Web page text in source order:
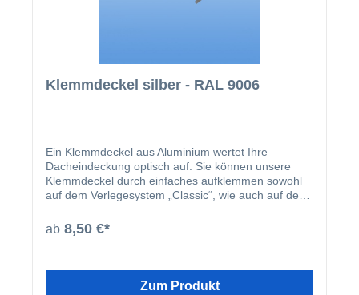
Klemmdeckel silber - RAL 9006
Ein Klemmdeckel aus Aluminium wertet Ihre
Dacheindeckung optisch auf. Sie können unsere
Klemmdeckel durch einfaches aufklemmen sowohl
auf dem Verlegesystem „Classic“, wie auch auf dem
montiert, harmoniert der Klemmdeckel nicht nur
farblich mit Ihren restlichen Profilleisten, sondern
wird nach der Montage der Verlegeprofile einfach
ab 8,50 €*
Zum Produkt